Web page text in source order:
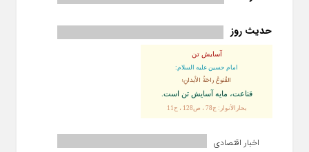
حدیث روز
آسایش تن
امام حسین علیه السلام:
القُنوعُ راحَةُ الأبدانِ؛
قناعت، مايه آسايش تن است.
بحارالأنوار: ج78 ، ص128 ، ح11
اخبار اقتصادی